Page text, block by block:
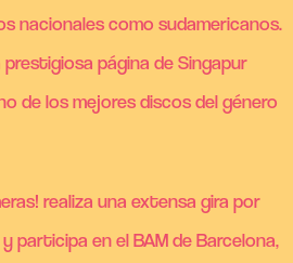
nacionales como sudamericanos.
prestigiosa página de Singapur
de los mejores discos del género
realiza una extensa gira por
participa en el BAM de Barcelona,